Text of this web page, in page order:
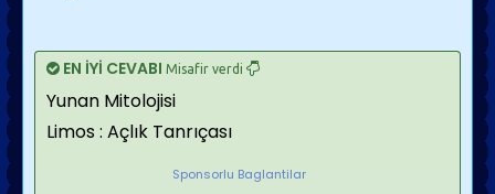
EN İYİ CEVABI Misafir verdi
Yunan Mitolojisi
Limos : Açlık Tanrıçası
Sponsorlu Baglantilar